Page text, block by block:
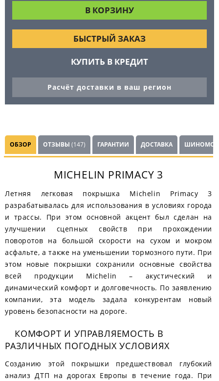
БЫСТРЫЙ ЗАКАЗ
КУПИТЬ В КРЕДИТ
Расчёт доставки в ваш регион
ОБЗОР ОТЗЫВЫ (147) ГАРАНТИИ ДОСТАВКА
MICHELIN PRIMACY 3
Летняя легковая покрышка Michelin Primacy 3
разрабатывалась для использования в условиях города
и трассы. При этом основной акцент был сделан на
улучшении сцепных свойств при прохождении
поворотов на большой скорости на сухом и мокром
асфальте, а также на уменьшении тормозного пути. При
этом новые покрышки сохранили основные свойства
всей продукции Michelin – акустический и
динамический комфорт и долговечность. По заявлению
компании, эта модель задала конкурентам новый
уровень безопасности на дороге.
КОМФОРТ И УПРАВЛЯЕМОСТЬ В
РАЗЛИЧНЫХ ПОГОДНЫХ УСЛОВИЯХ
Созданию этой покрышки предшествовал глубокий
анализ ДТП на дорогах Европы в течение года. При